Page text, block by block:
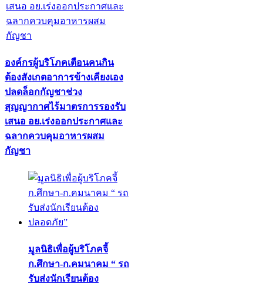
องค์กรผู้บริโภคเตือนคนกิน
ต้องสังเกตอาการข้างเคียงเอง
ปลดล็อกกัญชาช่วง
สุญญากาศไร้มาตรการรองรับ
เสนอ อย.เร่งออกประกาศและ
ฉลากควบคุมอาหารผสม
กัญชา
มูลนิธิเพื่อผู้บริโภคจี้
ก.ศึกษา-ก.คมนาคม “ รถ
รับส่งนักเรียนต้อง